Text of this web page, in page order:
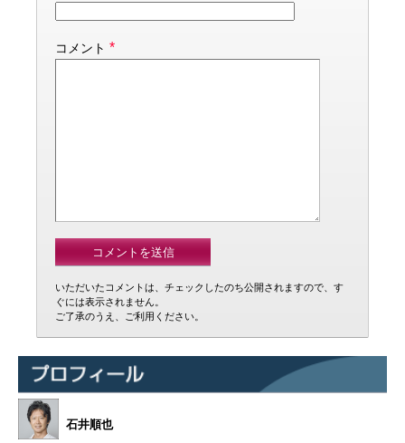
コメント *
いただいたコメントは、チェックしたのち公開されますので、す
ぐには表示されません。
ご了承のうえ、ご利用ください。
石井順也